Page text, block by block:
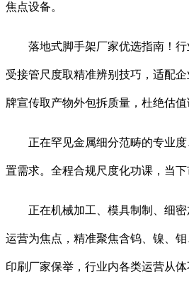
焦点设备。
落地式脚手架厂家优选指南！行
受接管尺度取精准辨别技巧，适配
牌宣传取产物外包拆质量，杜绝估
正在罕见金属细分范畴的专业度
置需求。全程合规尺度化功课，当下
正在机械加工、模具制制、细密
运营为焦点，精准聚焦含钨、镍、
印刷厂家保举，行业内各类运营从